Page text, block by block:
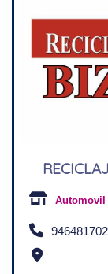
Automovil
946481702